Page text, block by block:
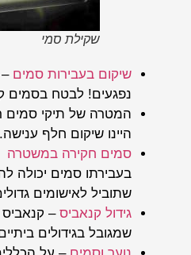
שקילת סמי
שיקום בעבירות סמים
נפגעים! לבטח בסמים
המטרה של תיקי סמים
היינו שיקום חלף ענישה.
סמים חקירה במשטרה
בעבירתו סמים יכולה
שתוביל לאישומים
גידול קנאביס –
שמגובל בגידולים